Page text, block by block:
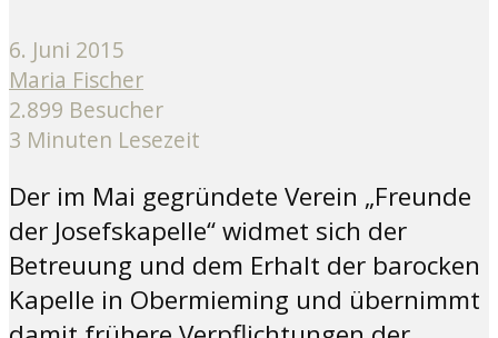
6. Juni 2015
Maria Fischer
2.899 Besucher
3 Minuten Lesezeit
Der im Mai gegründete Verein „Freunde
der Josefskapelle“ widmet sich der
Betreuung und dem Erhalt der barocken
Kapelle in Obermieming und übernimmt